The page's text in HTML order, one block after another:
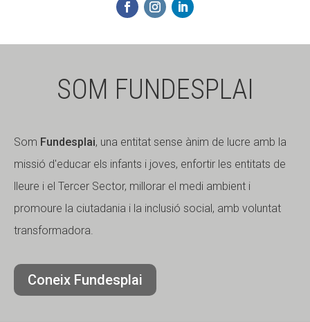
n
c
i
l
i
t
a
SOM FUNDESPLAI
Som Fundesplai, una entitat sense ànim de lucre amb la
missió d'educar els infants i joves, enfortir les entitats de
lleure i el Tercer Sector, millorar el medi ambient i
promoure la ciutadania i la inclusió social, amb voluntat
transformadora.
Coneix Fundesplai